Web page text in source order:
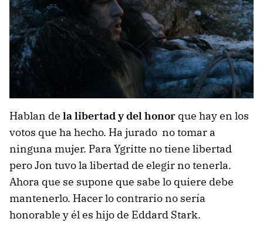
Hablan de la libertad y del honor que hay en los
votos que ha hecho. Ha jurado no tomar a
ninguna mujer. Para Ygritte no tiene libertad
pero Jon tuvo la libertad de elegir no tenerla.
Ahora que se supone que sabe lo quiere debe
mantenerlo. Hacer lo contrario no sería
honorable y él es hijo de Eddard Stark.